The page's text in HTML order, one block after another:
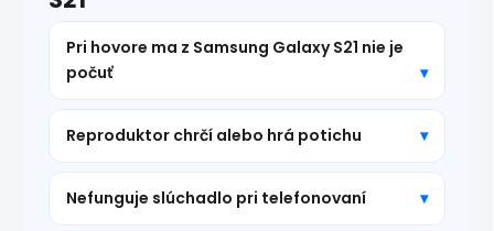
Pri hovore ma z Samsung Galaxy S21 nie je
počuť
Reproduktor chrčí alebo hrá potichu
Nefunguje slúchadlo pri telefonovaní